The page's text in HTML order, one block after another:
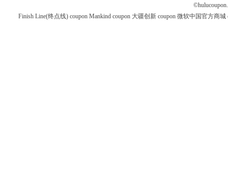
©
Finish Line(终点线) coupon Mankind coupon 大疆创新 coupon 微软中国官方商城